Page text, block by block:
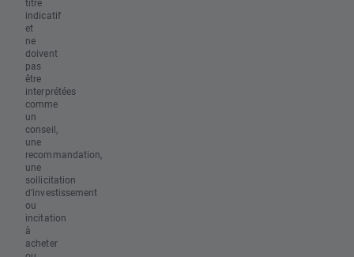
titre
indicatif
et
ne
doivent
pas
être
interprétées
comme
un
conseil,
une
recommandation,
une
sollicitation
d’investissement
ou
incitation
à
acheter